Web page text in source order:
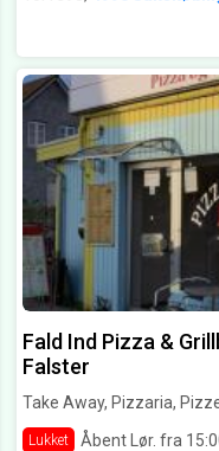
Fald Ind Pizza &
Falster
Take Away, Pizzaria,
Lukket Åbent Lør. fra